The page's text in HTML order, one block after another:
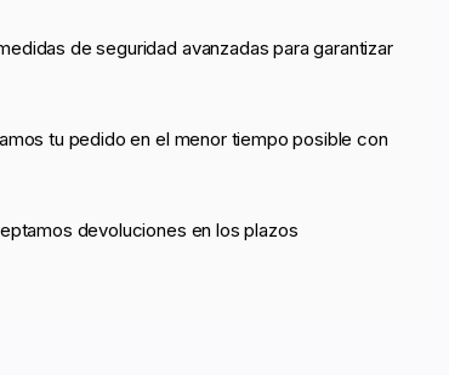
de seguridad avanzadas para garantizar
tu pedido en el menor tiempo posible con
devoluciones en los plazos